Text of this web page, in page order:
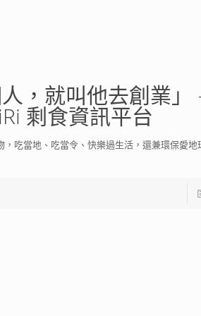
，就叫他去創業」
剩食資訊平台
吃當地、吃當令、快樂過生活，還兼環保愛地